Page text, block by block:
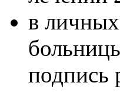
в
подпись